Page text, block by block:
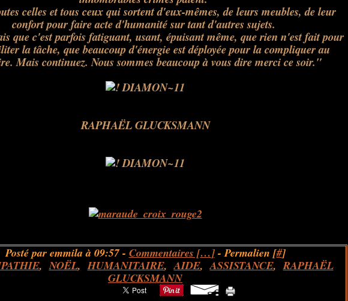
celles et tous ceux qui sortent d'eux-mêmes, de leurs meubles, de leur
confort pour faire acte d'humanité sur tant d'autres sujets.
que c'est parfois fatiguant, usant, épuisant même, que rien n'est fait pour
la tâche, que beaucoup d'énergie est déployée pour la compliquer au
Mais continuez. Nous sommes beaucoup à vous dire merci ce soir."
RAPHAËL GLUCKSMANN
Posté par emmila à 09:57 - Commentaires […]- Permalien [#]
,NOËL,HUMANITAIRE,AIDE,ASSISTANCE,RAPHAËL
GLUCKSMANN